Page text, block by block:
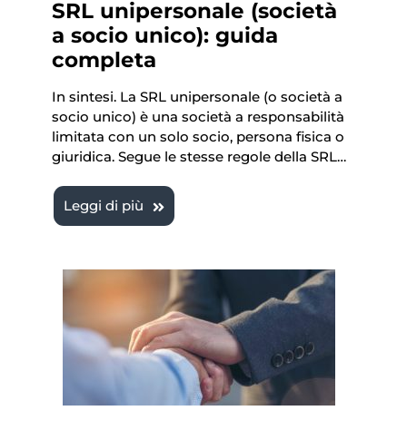
SRL unipersonale (società
a socio unico): guida
completa
In sintesi. La SRL unipersonale (o società a
socio unico) è una società a responsabilità
limitata con un solo socio, persona fisica o
giuridica. Segue le stesse regole della SRL…
Leggi di più